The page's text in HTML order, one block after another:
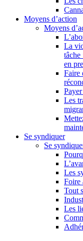
Moyens d’action
Moyens
La
tâche
en
Faire
Les
Se syndiquer
Se
Les
Foire
Tout
Les